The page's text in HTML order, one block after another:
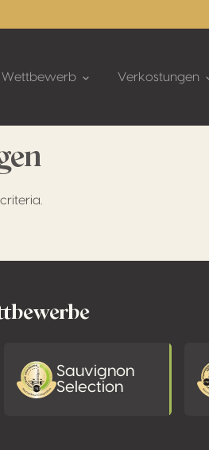
Wettbewerb Verkostungen
Sauvignon
Selection